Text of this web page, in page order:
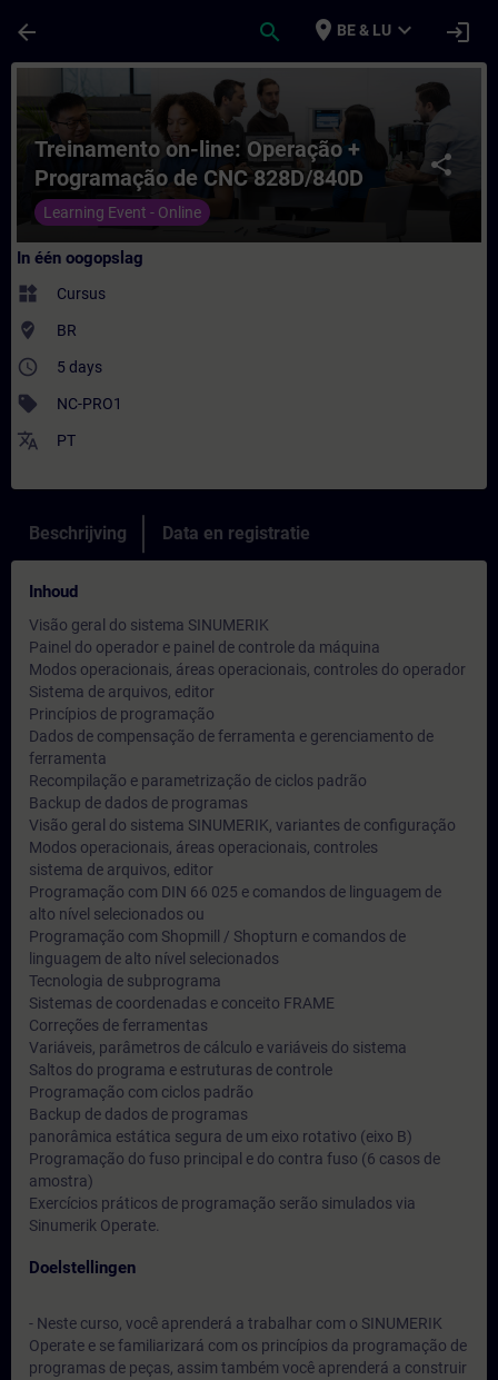
arrow_back search place BE & LU expand_more login
Cursus - Treinamento on-line: Operação
share
Treinamento on-line: Operação +
Programação de CNC 828D/840D
Solution Line
Learning Event - Online
In één oogopslag
widgets Cursus
where_to_vote BR
access_time 5 days
sell NC-PRO1
translate PT
Beschrijving Data en registratie
Inhoud
Visão geral do sistema SINUMERIK
Painel do operador e painel de controle da máquina
Modos operacionais, áreas operacionais, controles do operador
Sistema de arquivos, editor
Princípios de programação
Dados de compensação de ferramenta e gerenciamento de
ferramenta
Recompilação e parametrização de ciclos padrão
Backup de dados de programas
Visão geral do sistema SINUMERIK, variantes de configuração
Modos operacionais, áreas operacionais, controles
sistema de arquivos, editor
Programação com DIN 66 025 e comandos de linguagem de
alto nível selecionados ou
Programação com Shopmill / Shopturn e comandos de
linguagem de alto nível selecionados
Tecnologia de subprograma
Sistemas de coordenadas e conceito FRAME
Correções de ferramentas
Variáveis, parâmetros de cálculo e variáveis do sistema
Saltos do programa e estruturas de controle
Programação com ciclos padrão
Backup de dados de programas
panorâmica estática segura de um eixo rotativo (eixo B)
Programação do fuso principal e do contra fuso (6 casos de
amostra)
Exercícios práticos de programação serão simulados via
Sinumerik Operate.
Doelstellingen
- Neste curso, você aprenderá a trabalhar com o SINUMERIK
Operate e se familiarizará com os princípios da programação de
programas de peças, assim também você aprenderá a construir